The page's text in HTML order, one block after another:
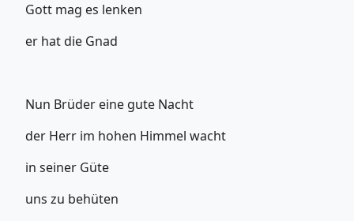
Gott mag es lenken
er hat die Gnad
Nun Brüder eine gute Nacht
der Herr im hohen Himmel wacht
in seiner Güte
uns zu behüten